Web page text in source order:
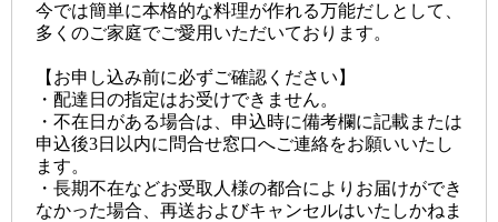
今では簡単に本格的な料理が作れる万能だしとして、
多くのご家庭でご愛用いただいております。
【お申し込み前に必ずご確認ください】
・配達日の指定はお受けできません。
・不在日がある場合は、申込時に備考欄に記載または
申込後3日以内に問合せ窓口へご連絡をお願いいたし
ます。
・長期不在などお受取人様の都合によりお届けができ
なかった場合、再送およびキャンセルはいたしかねま